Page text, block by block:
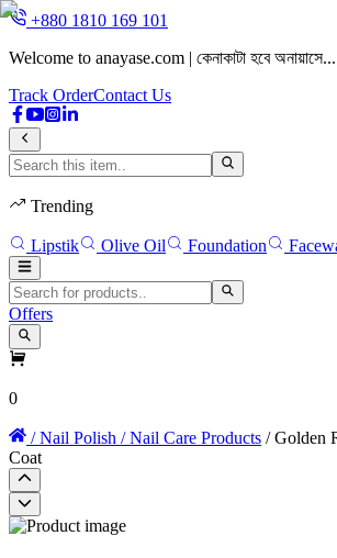
+880 1810 169 101
Welcome to anayase.com | কেনাকাটা হবে অনায়াসে...
Track OrderContact Us
Trending
Lipstik Olive Oil Foundation
Offers
0
/ Nail Polish / Nail Care Products / Golden
Coat